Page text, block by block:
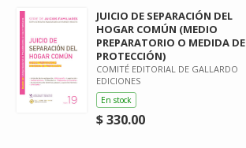
JUICIO DE SEPARACIÓN DEL
HOGAR COMÚN (MEDIO
PREPARATORIO O MEDIDA DE
PROTECCIÓN)
COMITÉ EDITORIAL DE GALLARDO
EDICIONES
En stock
$ 330.00